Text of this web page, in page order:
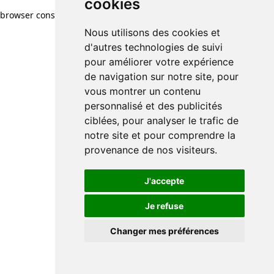
cookies
Nous utilisons des cookies et
d'autres technologies de suivi
pour améliorer votre expérience
de navigation sur notre site, pour
vous montrer un contenu
personnalisé et des publicités
ciblées, pour analyser le trafic de
notre site et pour comprendre la
provenance de nos visiteurs.
J'accepte
Je refuse
Changer mes préférences
browser console for more information)